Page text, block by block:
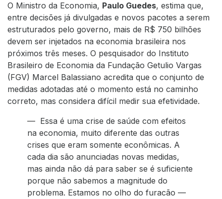
O Ministro da Economia, Paulo Guedes, estima que,
entre decisões já divulgadas e novos pacotes a serem
estruturados pelo governo, mais de R$ 750 bilhões
devem ser injetados na economia brasileira nos
próximos três meses. O pesquisador do Instituto
Brasileiro de Economia da Fundação Getulio Vargas
(FGV) Marcel Balassiano acredita que o conjunto de
medidas adotadas até o momento está no caminho
correto, mas considera difícil medir sua efetividade.
— Essa é uma crise de saúde com efeitos
na economia, muito diferente das outras
crises que eram somente econômicas. A
cada dia são anunciadas novas medidas,
mas ainda não dá para saber se é suficiente
porque não sabemos a magnitude do
problema. Estamos no olho do furacão —